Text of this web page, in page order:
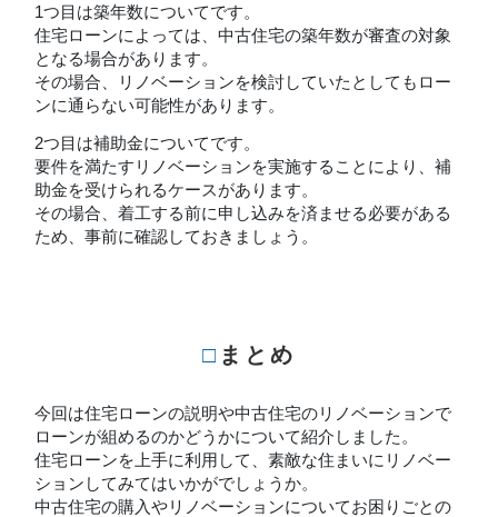
1つ目は築年数についてです。
住宅ローンによっては、中古住宅の築年数が審査の対象
となる場合があります。
その場合、リノベーションを検討していたとしてもロー
ンに通らない可能性があります。
2つ目は補助金についてです。
要件を満たすリノベーションを実施することにより、補
助金を受けられるケースがあります。
その場合、着工する前に申し込みを済ませる必要がある
ため、事前に確認しておきましょう。
□まとめ
今回は住宅ローンの説明や中古住宅のリノベーションで
ローンが組めるのかどうかについて紹介しました。
住宅ローンを上手に利用して、素敵な住まいにリノベー
ションしてみてはいかがでしょうか。
中古住宅の購入やリノベーションについてお困りごとの